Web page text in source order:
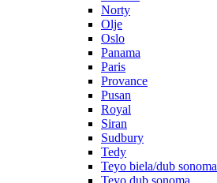
Norty
Olje
Oslo
Panama
Paris
Provance
Pusan
Royal
Siran
Sudbury
Tedy
Teyo biela/dub sonoma
Teyo dub sonoma